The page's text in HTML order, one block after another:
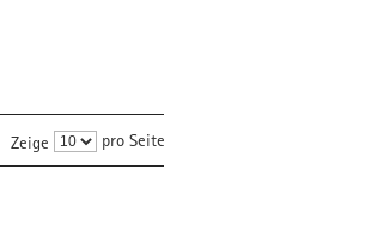
Zeige pro Seite